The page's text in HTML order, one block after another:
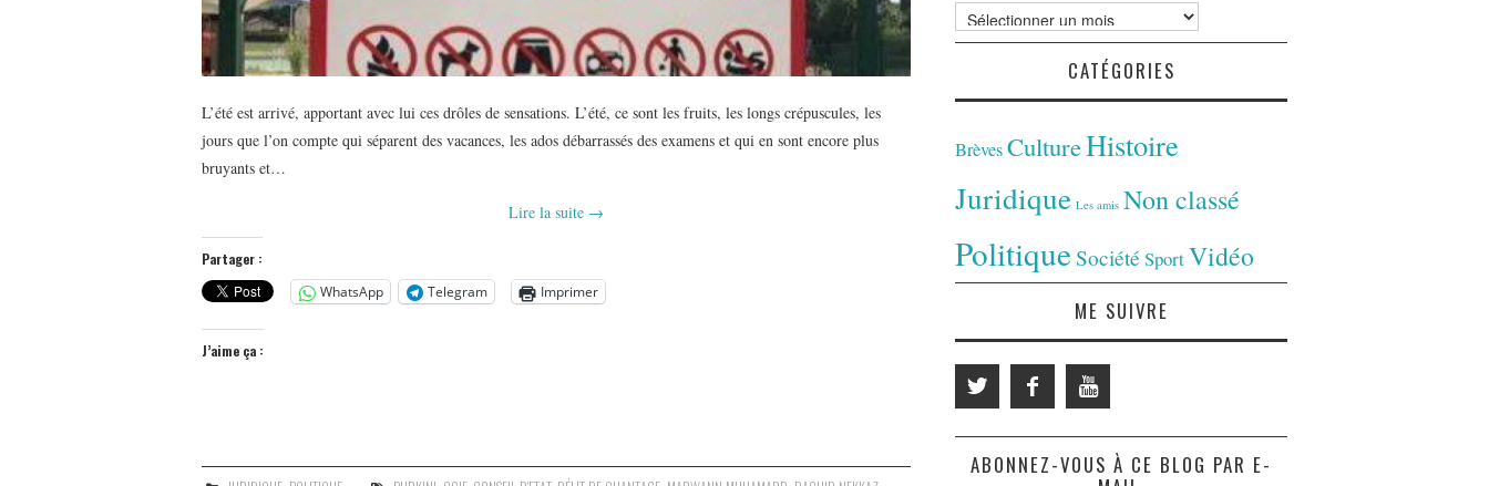
L’été est arrivé, apportant avec lui ces drôles de sensations. L’été, ce sont les fruits, les longs crépuscules, les
jours que l’on compte qui séparent des vacances, les ados débarrassés des examens et qui en sont encore plus
bruyants et…
Lire la suite →
Partager :
WhatsApp
Telegram Imprimer
J’aime ça :
Archives
CATÉGORIES
BrèvesCultureHistoire
Juridique Les amis Non classé
PolitiqueSociété SportVidéo
ME SUIVRE
ABONNEZ-VOUS À CE BLOG PAR E-